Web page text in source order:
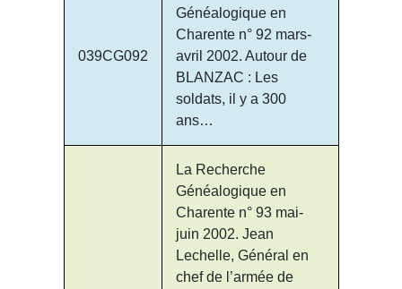
039CG092
Généalogique en
Charente n° 92 mars-
avril 2002. Autour de
BLANZAC : Les
soldats, il y a 300
ans…
La Recherche
Généalogique en
Charente n° 93 mai-
juin 2002. Jean
Lechelle, Général en
chef de l’armée de